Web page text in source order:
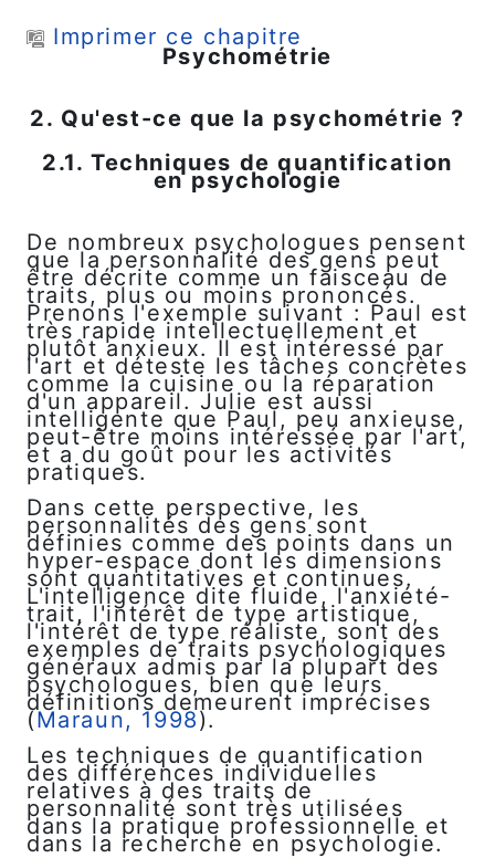
Imprimer ce chapitre
Psychométrie
2. Qu'est-ce que la psychométrie ?
2.1. Techniques de quantification
en psychologie
De nombreux psychologues pensent
que la personnalité des gens peut
être décrite comme un faisceau de
traits, plus ou moins prononcés.
Prenons l'exemple suivant : Paul est
très rapide intellectuellement et
plutôt anxieux. Il est intéressé par
l'art et déteste les tâches concrètes
comme la cuisine ou la réparation
d'un appareil. Julie est aussi
intelligente que Paul, peu anxieuse,
peut-être moins intéressée par l'art,
et a du goût pour les activités
pratiques.
Dans cette perspective, les
personnalités des gens sont
définies comme des points dans un
hyper-espace dont les dimensions
sont quantitatives et continues.
L'intelligence dite fluide, l'anxiété-
trait, l'intérêt de type artistique,
l'intérêt de type réaliste, sont des
exemples de traits psychologiques
généraux admis par la plupart des
psychologues, bien que leurs
définitions demeurent imprécises
(Maraun, 1998).
Les techniques de quantification
des différences individuelles
relatives à des traits de
personnalité sont très utilisées
dans la pratique professionnelle et
dans la recherche en psychologie.